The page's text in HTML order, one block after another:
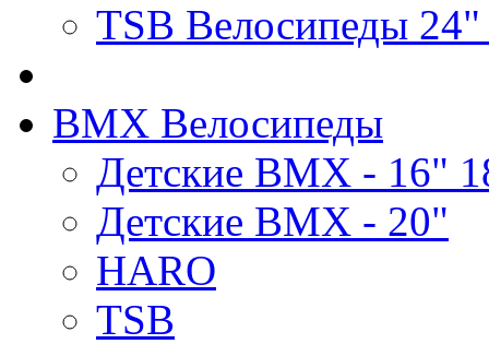
TSB Велосипеды
BMX Велосипеды
Детские BMX - 16"
Детские BMX - 20"
HARO
TSB